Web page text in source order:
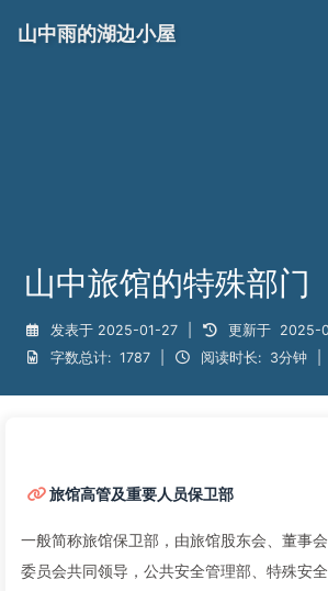
山中旅馆的特殊部门
发表于 2025-01-27 更新于 2025-
字数总计: 1787 阅读时长: 3分钟
山中雨的湖边小屋
旅馆高管及重要人员保卫部
一般简称旅馆保卫部，由旅馆股东会、董事
委员会共同领导，公共安全管理部、特殊安